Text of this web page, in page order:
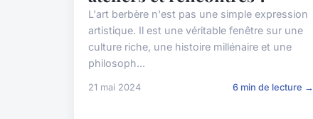
L'art berbère n'est pas une simple expression
artistique. Il est une véritable fenêtre sur une
culture riche, une histoire millénaire et une
philosoph...
21 mai 2024 6 min de lecture →